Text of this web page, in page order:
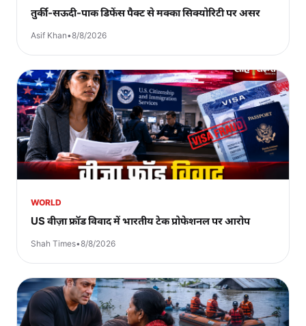
तुर्की-सऊदी-पाक डिफेंस पैक्ट से मक्का सिक्योरिटी पर असर
Asif Khan•8/8/2026
WORLD
US वीज़ा फ्रॉड विवाद में भारतीय टेक प्रोफेशनल पर आरोप
Shah Times•8/8/2026